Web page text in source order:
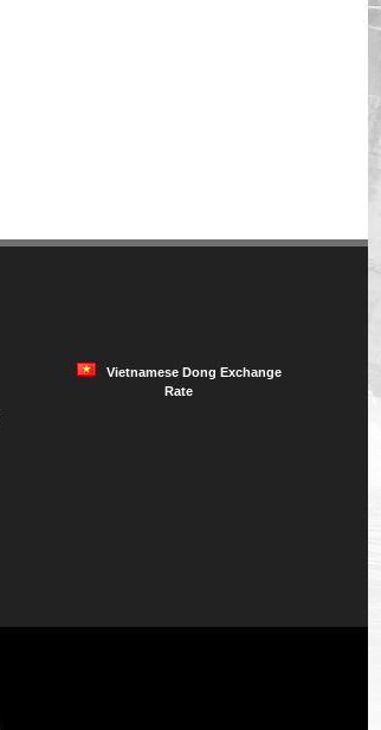
Vietnamese Dong Exchange
Rate